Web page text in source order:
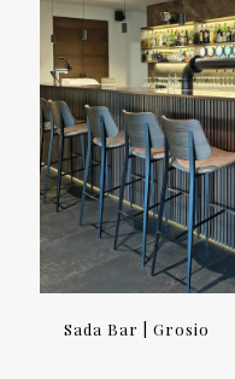
Sada Bar | Grosio